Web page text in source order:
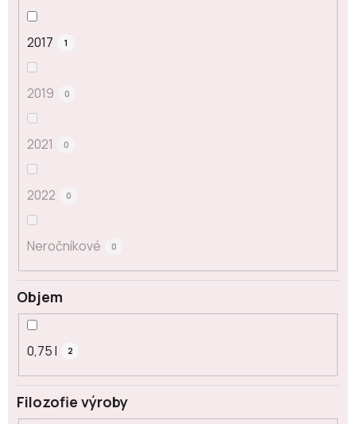
2017 1
2019 0
2021 0
2022 0
Neročníkové 0
Objem
0,75 l 2
Filozofie výroby